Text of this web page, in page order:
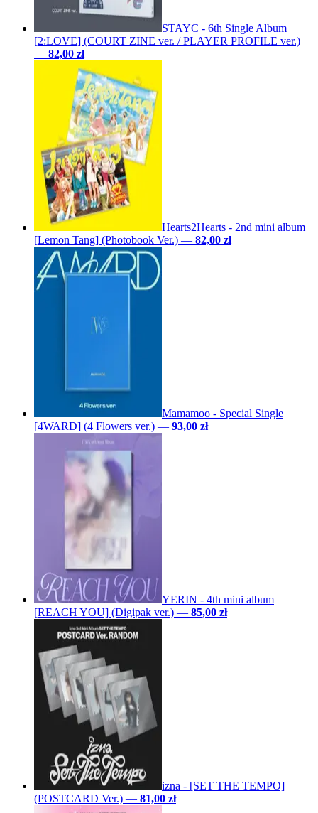
STAYC - 6th Single Album
[2:LOVE] (COURT ZINE ver. / PLAYER PROFILE ver.)
— 82,00 zł
Hearts2Hearts - 2nd mini album
[Lemon Tang] (Photobook Ver.) — 82,00 zł
Mamamoo - Special Single
[4WARD] (4 Flowers ver.) — 93,00 zł
YERIN - 4th mini album
[REACH YOU] (Digipak ver.) — 85,00 zł
izna - [SET THE TEMPO]
(POSTCARD Ver.) — 81,00 zł